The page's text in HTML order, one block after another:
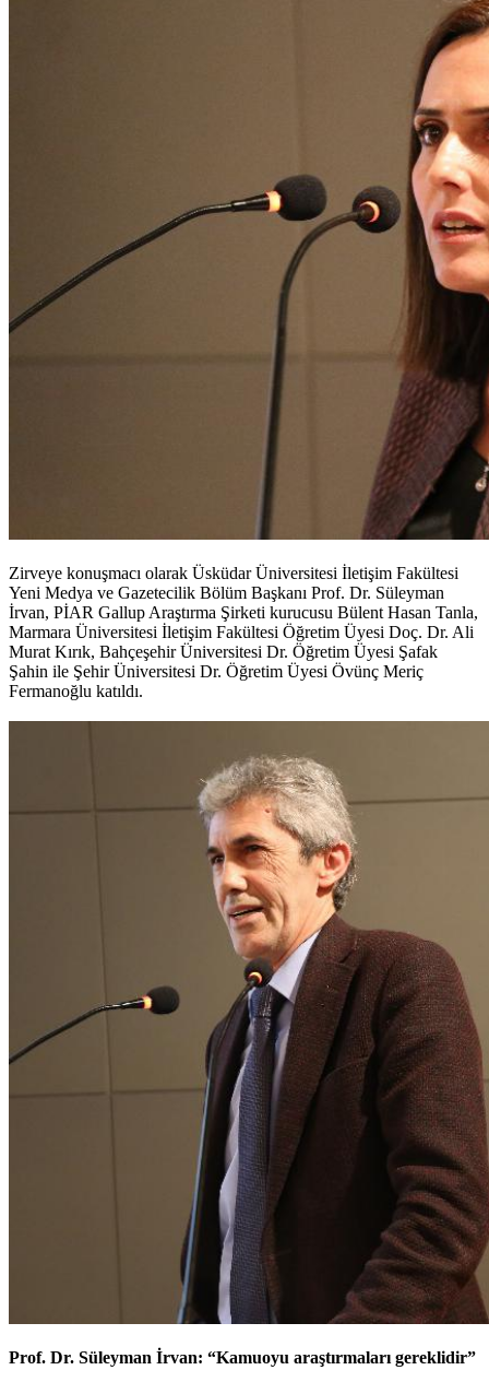
Zirveye konuşmacı olarak Üsküdar Üniversitesi İletişim Fakültesi
Yeni Medya ve Gazetecilik Bölüm Başkanı Prof. Dr. Süleyman
İrvan, PİAR Gallup Araştırma Şirketi kurucusu Bülent Hasan Tanla,
Marmara Üniversitesi İletişim Fakültesi Öğretim Üyesi Doç. Dr. Ali
Murat Kırık, Bahçeşehir Üniversitesi Dr. Öğretim Üyesi Şafak
Şahin ile Şehir Üniversitesi Dr. Öğretim Üyesi Övünç Meriç
Fermanoğlu katıldı.
Prof. Dr. Süleyman İrvan: “Kamuoyu araştırmaları gereklidir”